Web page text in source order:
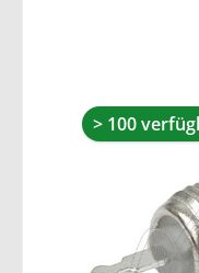
> 100